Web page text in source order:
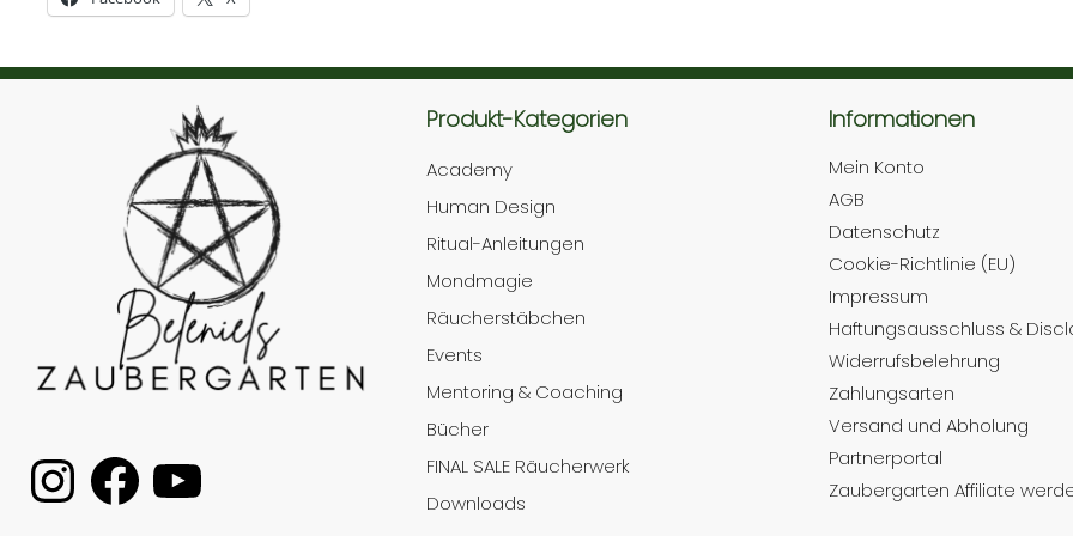
YouTube Produkt-Kategorien
Academy
Human Design
Ritual-Anleitungen
Mondmagie
Räucherstäbchen
Events
Mentoring & Coaching
Bücher
FINAL SALE Räucherwerk
Downloads
Informationen
Mein Konto
AGB
Datenschutz
Cookie-Richtlinie (EU)
Impressum
Haftungsausschluss &
Widerrufsbelehrung
Zahlungsarten
Versand und Abholung
Partnerportal
Zaubergarten Affiliate